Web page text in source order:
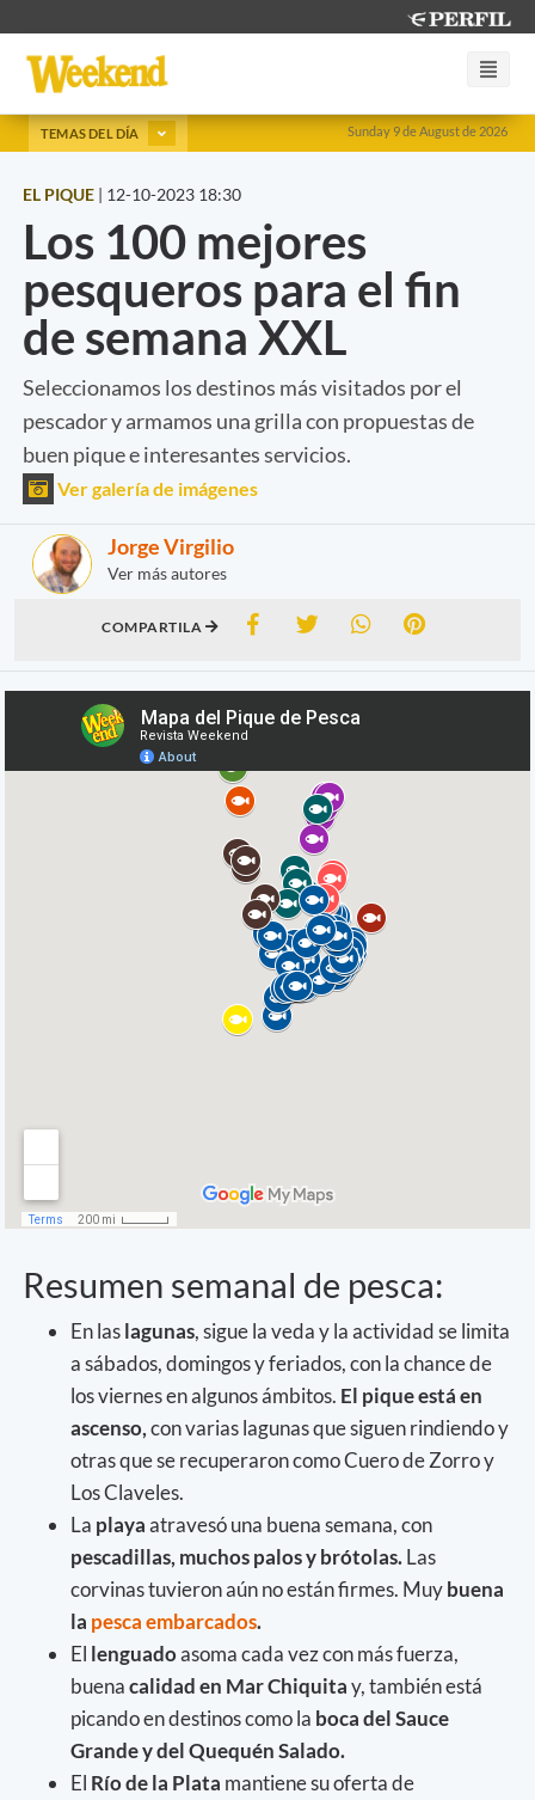
Sunday 9 de August de 2026
TEMAS DEL DÍA
EL PIQUE | 12-10-2023 18:30
Los 100 mejores
pesqueros para el fin
de semana XXL
Seleccionamos los destinos más visitados por el
pescador y armamos una grilla con propuestas de
buen pique e interesantes servicios.
Ver galería de imágenes
Jorge Virgilio
Ver más autores
COMPARTILA
Resumen semanal de pesca:
En laslagunas, sigue la veda y la actividad se limita
a sábados, domingos y feriados, con la chance de
los viernes en algunos ámbitos. El pique está en
ascenso,con varias lagunas que siguen rindiendo y
otras que se recuperaron como Cuero de Zorro y
Los Claveles.
La playaatravesó una buena semana, con
pescadillas, muchos palos y brótolas.Las
corvinas tuvieron aún no están firmes. Muybuena
la pesca embarcados.
El lenguadoasoma cada vez con más fuerza,
buenacalidad en Mar Chiquitay, también está
picando en destinos como la boca del Sauce
Grande y del Quequén Salado.
El Río de la Plata mantiene su oferta de